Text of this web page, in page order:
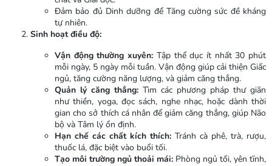
Đảm bảo đủ Dinh dưỡng để Tăng cường sức đề kháng
tự nhiên.
Sinh hoạt điều độ:
Vận động thường xuyên: Tập thể dục ít nhất 30 phút
mỗi ngày, 5 ngày mỗi tuần. Vận động giúp cải thiện Giấc
ngủ, tăng cường năng lượng, và giảm căng thẳng.
Quản lý căng thẳng: Tìm các phương pháp thư giãn
như thiền, yoga, đọc sách, nghe nhạc, hoặc dành thời
gian cho sở thích cá nhân để giảm căng thẳng, giúp Não
bộ và Tâm lý ổn định.
Hạn chế các chất kích thích: Tránh cà phê, trà, rượu,
thuốc lá, đặc biệt vào buổi tối.
Tạo môi trường ngủ thoải mái: Phòng ngủ tối, yên tĩnh,